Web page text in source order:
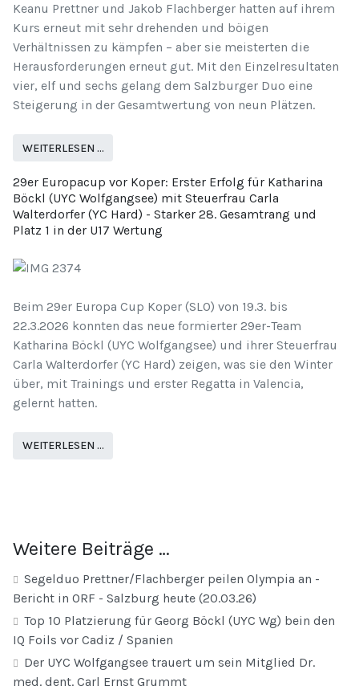
Keanu Prettner und Jakob Flachberger hatten auf ihrem
Kurs erneut mit sehr drehenden und böigen
Verhältnissen zu kämpfen – aber sie meisterten die
Herausforderungen erneut gut. Mit den Einzelresultaten
vier, elf und sechs gelang dem Salzburger Duo eine
Steigerung in der Gesamtwertung von neun Plätzen.
WEITERLESEN …
29er Europacup vor Koper: Erster Erfolg für Katharina
Böckl (UYC Wolfgangsee) mit Steuerfrau Carla
Walterdorfer (YC Hard) - Starker 28. Gesamtrang und
Platz 1 in der U17 Wertung
Beim 29er Europa Cup Koper (SLO) von 19.3. bis
22.3.2026 konnten das neue formierter 29er-Team
Katharina Böckl (UYC Wolfgangsee) und ihrer Steuerfrau
Carla Walterdorfer (YC Hard) zeigen, was sie den Winter
über, mit Trainings und erster Regatta in Valencia,
gelernt hatten.
WEITERLESEN …
Weitere Beiträge …
Segelduo Prettner/Flachberger peilen Olympia an -
Bericht in ORF - Salzburg heute (20.03.26)
Top 10 Platzierung für Georg Böckl (UYC Wg) bein den
IQ Foils vor Cadiz / Spanien
Der UYC Wolfgangsee trauert um sein Mitglied Dr.
med. dent. Carl Ernst Grummt